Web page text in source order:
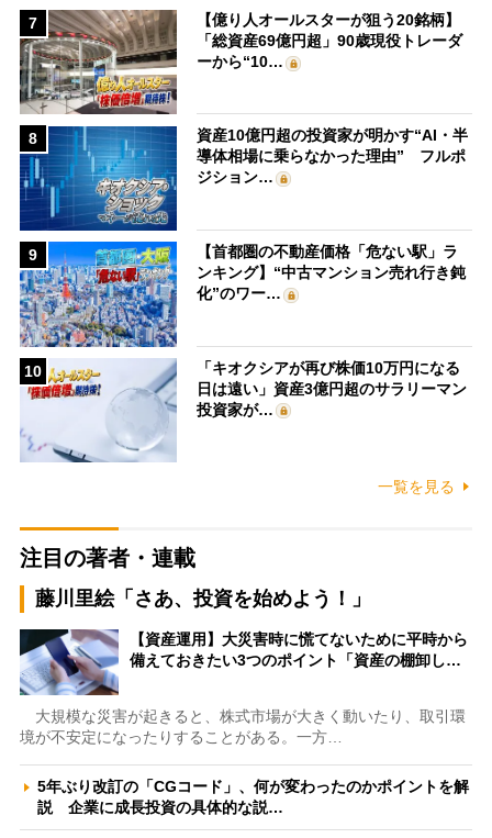
7
【億り人オールスターが狙う20銘柄】
「総資産69億円超」90歳現役トレーダ
ーから“10…
8
資産10億円超の投資家が明かす“AI・半
導体相場に乗らなかった理由” フルポ
ジション…
9
【首都圏の不動産価格「危ない駅」ラ
ンキング】“中古マンション売れ行き鈍
化”のワー…
10
「キオクシアが再び株価10万円になる
日は遠い」資産3億円超のサラリーマン
投資家が…
一覧を見る
注目の著者・連載
藤川里絵「さあ、投資を始めよう！」
【資産運用】大災害時に慌てないために平時から
備えておきたい3つのポイント「資産の棚卸し…
大規模な災害が起きると、株式市場が大きく動いたり、取引環
境が不安定になったりすることがある。一方…
5年ぶり改訂の「CGコード」、何が変わったのかポイントを解
説 企業に成長投資の具体的な説…